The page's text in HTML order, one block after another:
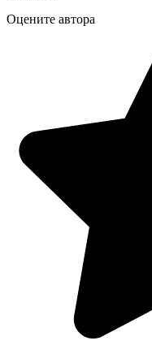
Оцените автора